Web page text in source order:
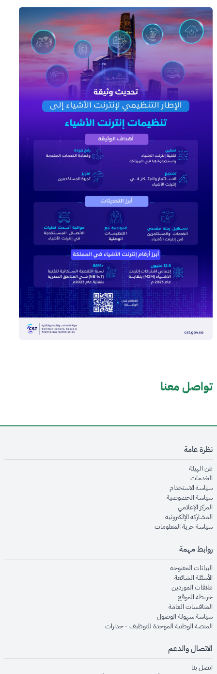
تواصل معنا
نظرة عامة
عن الهيئةopens in new window
الخدماتopens in new window
سياسة الاستخدام
سياسة الخصوصيةopens in new window
المركز الإعلاميopens in new window
المشاركة الإلكترونيةopens in new window
سياسة حرية المعلوماتopens in new window
روابط مهمة
البيانات المفتوحةopens in new window
الأسئلة الشائعةopens in new window
علاقات الموردينopens in new window
خريطة الموقعopens in new window
المنافسات العامةopens in new window
سياسة سهولة الوصولopens in new window
المنصة الوطنية الموحدة للتوظيف - جداراتopens in new window
الاتصال والدعم
اتصل بنا